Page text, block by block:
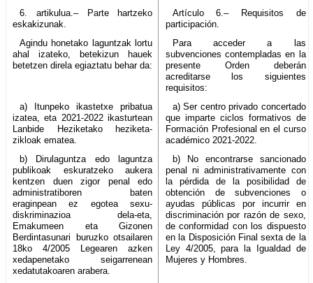
6. artikulua.– Parte hartzeko
eskakizunak.
Artículo 6.– Requisitos de
participación.
Agindu honetako laguntzak lortu
ahal izateko, betekizun hauek
betetzen direla egiaztatu behar da:
Para acceder a las
subvenciones contempladas en la
presente Orden deberán
acreditarse los siguientes
requisitos:
a) Itunpeko ikastetxe pribatua
izatea, eta 2021-2022 ikasturtean
Lanbide Heziketako heziketa-
zikloak ematea.
a) Ser centro privado concertado
que imparte ciclos formativos de
Formación Profesional en el curso
académico 2021-2022.
b) Dirulaguntza edo laguntza
publikoak eskuratzeko aukera
kentzen duen zigor penal edo
administratiboren baten
eraginpean ez egotea sexu-
diskriminazioa dela-eta,
Emakumeen eta Gizonen
Berdintasunari buruzko otsailaren
18ko 4/2005 Legearen azken
xedapenetako seigarrenean
xedatutakoaren arabera.
b) No encontrarse sancionado
penal ni administrativamente con
la pérdida de la posibilidad de
obtención de subvenciones o
ayudas públicas por incurrir en
discriminación por razón de sexo,
de conformidad con los dispuesto
en la Disposición Final sexta de la
Ley 4/2005, para la Igualdad de
Mujeres y Hombres.